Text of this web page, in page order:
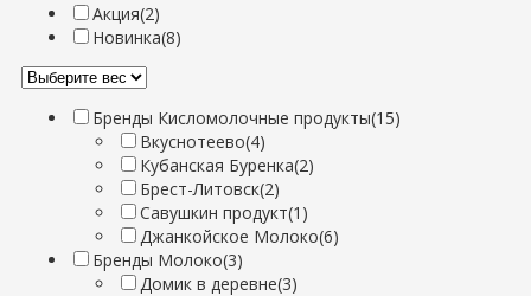
Акция(2)
Новинка(8)
Бренды Кисломолочные продукты(15)
Вкуснотеево(4)
Кубанская Буренка(2)
Брест-Литовск(2)
Савушкин продукт(1)
Джанкойское Молоко(6)
Бренды Молоко(3)
Домик в деревне(3)